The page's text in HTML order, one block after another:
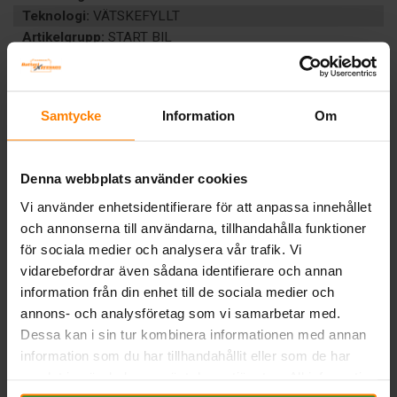
Samtycke Information Om
Denna webbplats använder cookies
Vi använder enhetsidentifierare för att anpassa innehållet
och annonserna till användarna, tillhandahålla funktioner
för sociala medier och analysera vår trafik. Vi
vidarebefordrar även sådana identifierare och annan
information från din enhet till de sociala medier och
annons- och analysföretag som vi samarbetar med.
Dessa kan i sin tur kombinera informationen med annan
information som du har tillhandahållit eller som de har
Teknologi: VÄTSKEFYLLT
Artikelgrupp: START BIL
Batterityp:
DOKUMENT